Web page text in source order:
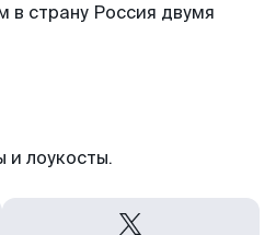
в страну Россия двумя
и лоукосты.